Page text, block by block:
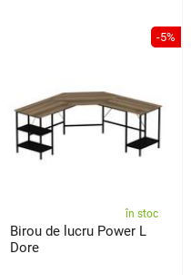
-5%
în stoc
Birou de lucru Power L
Dore